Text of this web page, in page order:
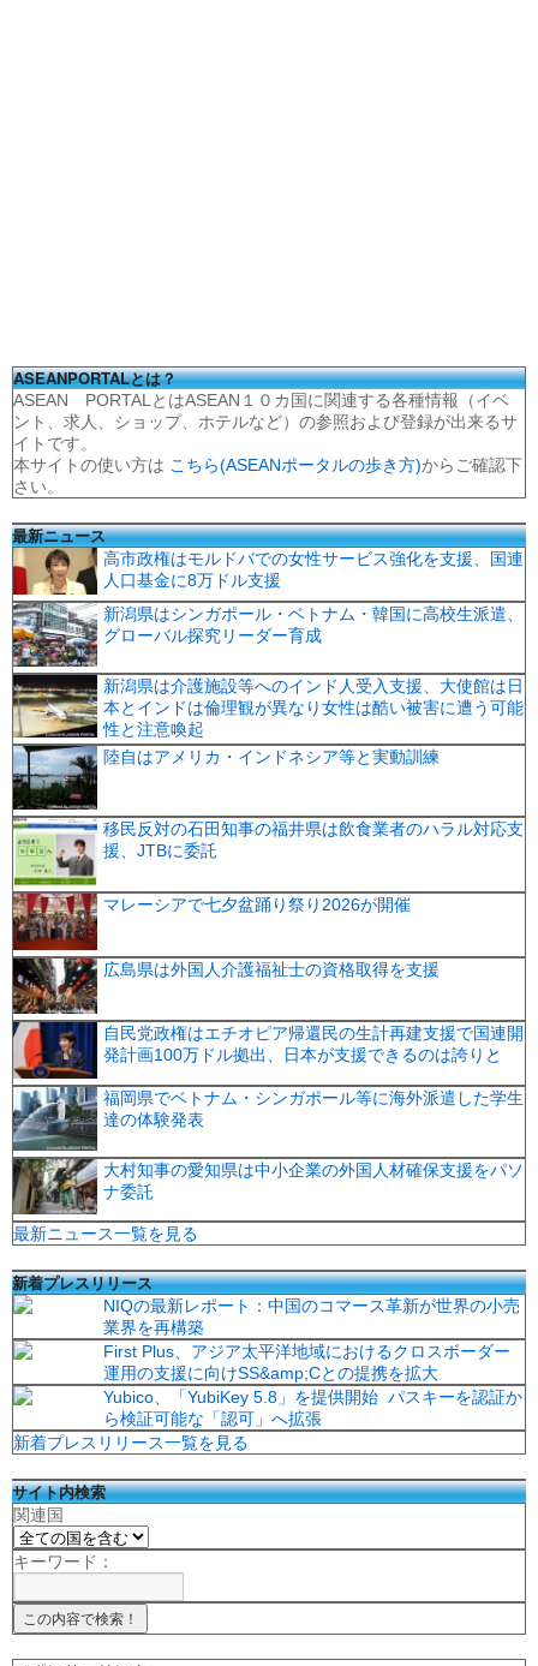
ASEANPORTALとは？
ASEAN PORTALとはASEAN１０カ国に関連する各種情報（イベ
ント、求人、ショップ、ホテルなど）の参照および登録が出来るサ
イトです。
本サイトの使い方は こちら(ASEANポータルの歩き方)からご確認下
さい。
最新ニュース
高市政権はモルドバでの女性サービス強化を支援、国連
人口基金に8万ドル支援
新潟県はシンガポール・ベトナム・韓国に高校生派遣、
グローバル探究リーダー育成
新潟県は介護施設等へのインド人受入支援、大使館は日
本とインドは倫理観が異なり女性は酷い被害に遭う可能
性と注意喚起
陸自はアメリカ・インドネシア等と実動訓練
移民反対の石田知事の福井県は飲食業者のハラル対応支
援、JTBに委託
マレーシアで七夕盆踊り祭り2026が開催
広島県は外国人介護福祉士の資格取得を支援
自民党政権はエチオピア帰還民の生計再建支援で国連開
発計画100万ドル拠出、日本が支援できるのは誇りと
福岡県でベトナム・シンガポール等に海外派遣した学生
達の体験発表
大村知事の愛知県は中小企業の外国人材確保支援をパソ
ナ委託
最新ニュース一覧を見る
新着プレスリリース
NIQの最新レポート：中国のコマース革新が世界の小売
業界を再構築
First Plus、アジア太平洋地域におけるクロスボーダー
運用の支援に向けSS&amp;Cとの提携を拡大
Yubico、「YubiKey 5.8」を提供開始 パスキーを認証か
ら検証可能な「認可」へ拡張
新着プレスリリース一覧を見る
サイト内検索
関連国
キーワード：